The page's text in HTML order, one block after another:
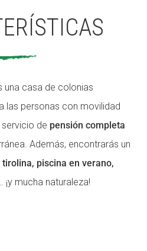
una casa de colonias
las personas con movilidad
de pensión completa
Además, encontrarás un
piscina en verano,
¡y mucha naturaleza!